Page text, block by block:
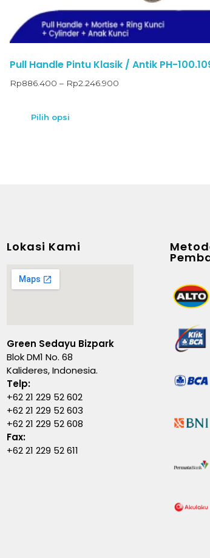
Pull Handle Pintu Klasik / Antik PH-
Rp886.400 – Rp2.246.900
Pilih opsi
Lokasi Kami
Green Sedayu Bizpark
Blok DM1 No. 68
Kalideres, Indonesia.
Telp:
+62 21 229 52 602
+62 21 229 52 603
+62 21 229 52 608
Fax:
+62 21 229 52 611